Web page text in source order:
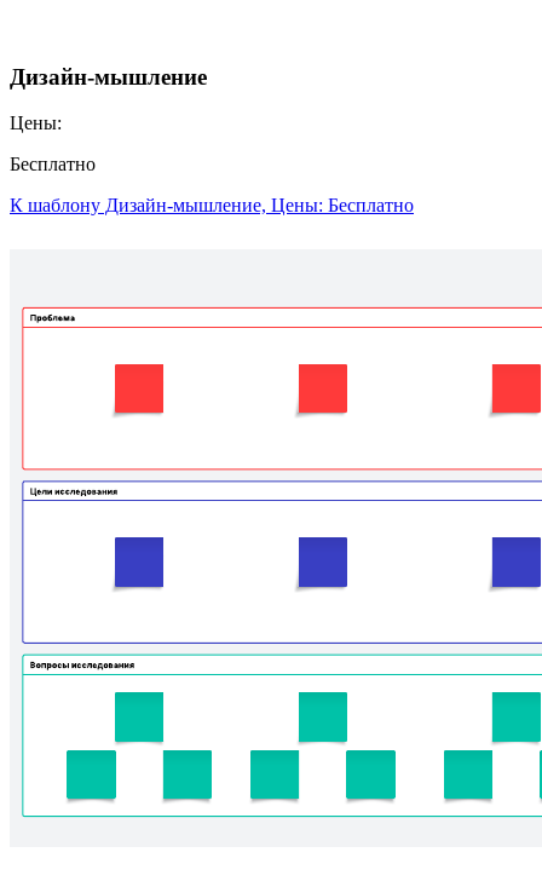
Дизайн-мышление
Цены:
Бесплатно
К шаблону Дизайн-мышление, Цены: Бесплатно